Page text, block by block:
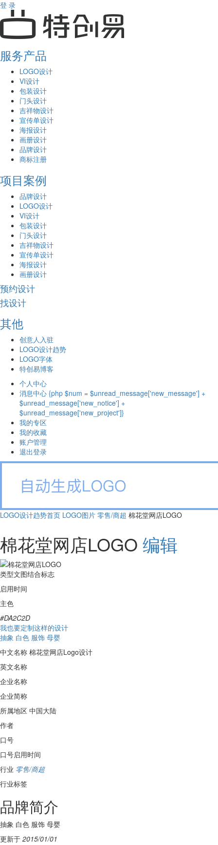
登 录
服务产品
LOGO设计
VI设计
包装设计
门头设计
吉祥物设计
宣传单设计
海报设计
画册设计
品牌设计
商标注册
项目案例
品牌设计
LOGO设计
VI设计
包装设计
门头设计
吉祥物设计
宣传单设计
海报设计
画册设计
预约设计
找设计
其他
创意人入驻
LOGO设计趋势
LOGO字体
特创易博客
个人中心
消息中心 {php $num = $unread_message['new_message'] +
$unread_message['new_notice'] +
$unread_message['new_project']}
我的专区
我的收藏
账户管理
退出登录
LOGO设计趋势首页 LOGO图片 零售/商超 棉花堂网店LOGO
棉花堂网店LOGO 编辑
类型文图结合标志
启用时间
主色
#DA2C2D
我也要定制这样的设计
抽象 白色 服饰 母婴
中文名称 棉花堂网店Logo设计
英文名称
企业名称
企业简称
所属地区 中国大陆
作者
口号
口号启用时间
行业 零售/商超
行业标签
品牌简介
抽象 白色 服饰 母婴
更新于 2015/01/01